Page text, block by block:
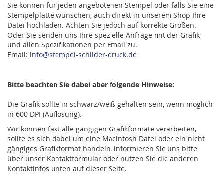
Sie können für jeden angebotenen Stempel oder falls Sie eine
Stempelplatte wünschen, auch direkt in unserem Shop Ihre
Datei hochladen. Achten Sie jedoch auf korrekte Größen.
Oder Sie senden uns Ihre spezielle Anfrage mit der Grafik
und allen Spezifikationen per Email zu.
Email: info@stempel-schilder-druck.de
Bitte beachten Sie dabei aber folgende Hinweise:
Die Grafik sollte in schwarz/weiß gehalten sein, wenn möglich
in 600 DPI (Auflösung).
Wir können fast alle gängigen Grafikformate verarbeiten,
sollte es sich dabei um eine Macintosh Datei oder ein nicht
gängiges Grafikformat handeln, informieren Sie uns bitte
über unser Kontaktformular oder nutzen Sie die anderen
Kontaktinfos unten auf dieser Seite.